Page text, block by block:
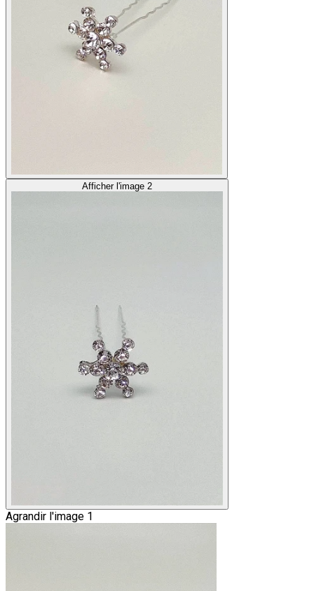
Afficher l'image 2
Agrandir l'image 1